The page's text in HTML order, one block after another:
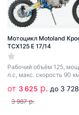
Мотоцикл Motoland
TCX125 E 17/14
Рабочий объём 125,
л.с, макс. скорость 90
от 3 625 р. до 3
3 987 р.